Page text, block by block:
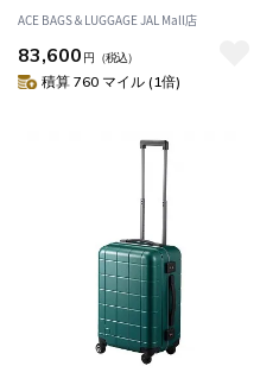
ットル 機内持ち込み対応 フレ
ームタイプ 00141
ACE BAGS＆LUGGAGE JAL Mall店
83,600 円 （税込）
積算 760 マイル (1倍)